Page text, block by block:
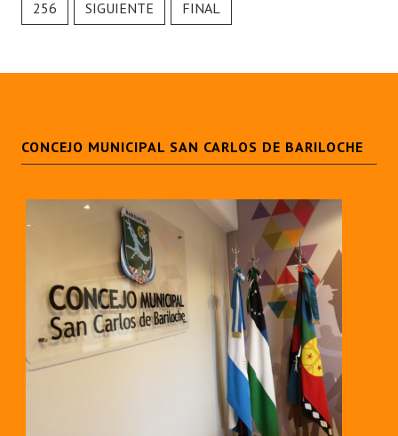
256 SIGUIENTE FINAL
CONCEJO MUNICIPAL SAN CARLOS DE BARILOCHE